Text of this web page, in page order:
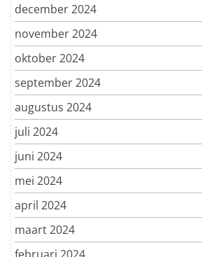
december 2024
november 2024
oktober 2024
september 2024
augustus 2024
juli 2024
juni 2024
mei 2024
april 2024
maart 2024